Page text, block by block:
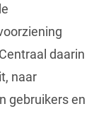
daarin
naar
gebruikers en